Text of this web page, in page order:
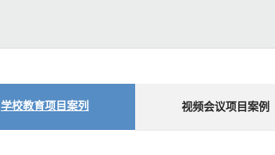
学校教育项目案列 视频会议项目案例